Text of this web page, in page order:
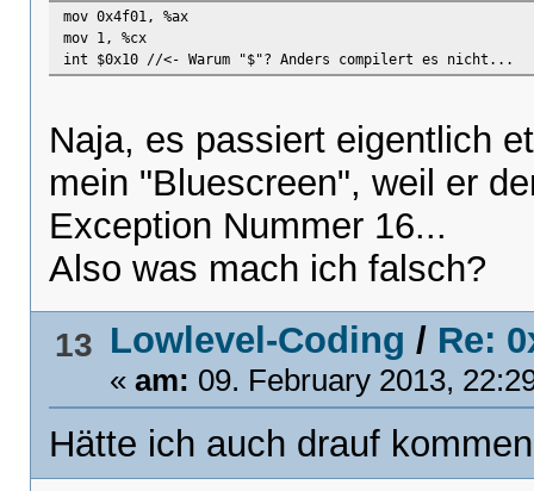
mov 0x4f01, %ax
mov 1, %cx
int $0x10 //<- Warum "$"? Anders compilert es nicht...
Naja, es passiert eigentlich
mein "Bluescreen", weil er
Exception Nummer 16...
Also was mach ich falsch?
13 Lowlevel-Coding / Re:
«am: 09. February 2013,
Hätte ich auch drauf